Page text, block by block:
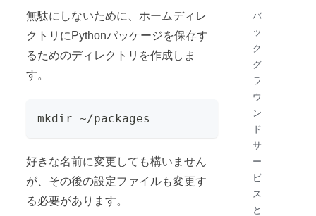
無駄にしないために、ホームディレ
クトリにPythonパッケージを保存す
るためのディレクトリを作成しま
す。
mkdir ~/packages
好きな名前に変更しても構いません
が、その後の設定ファイルも変更す
る必要があります。
バ
ッ
ク
グ
ラ
ウ
ン
ド
サ
ー
ビ
ス
と